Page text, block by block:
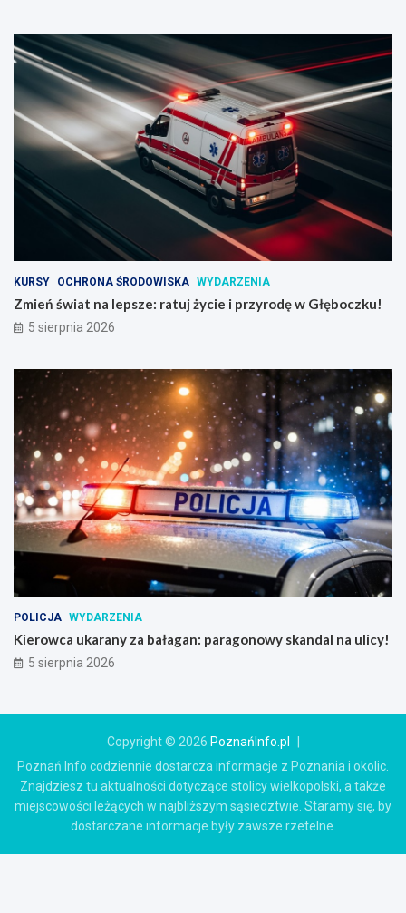
KURSY OCHRONA ŚRODOWISKA WYDARZENIA
Zmień świat na lepsze: ratuj życie i przyrodę w Głęboczku!
5 sierpnia 2026
POLICJA WYDARZENIA
Kierowca ukarany za bałagan: paragonowy skandal na ulicy!
5 sierpnia 2026
Copyright © 2026 PoznańInfo.pl
Poznań Info codziennie dostarcza informacje z Poznania i okolic.
Znajdziesz tu aktualności dotyczące stolicy wielkopolski, a także
miejscowości leżących w najbliższym sąsiedztwie. Staramy się, by
dostarczane informacje były zawsze rzetelne.